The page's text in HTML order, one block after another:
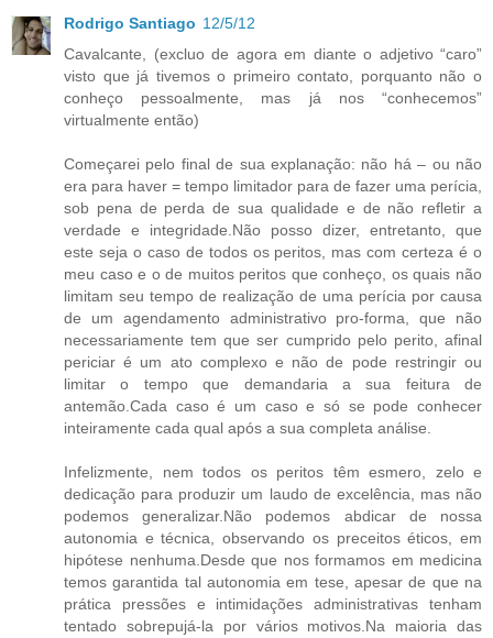
Rodrigo Santiago 12/5/12
Cavalcante, (excluo de agora em diante o adjetivo “caro”
visto que já tivemos o primeiro contato, porquanto não o
conheço pessoalmente, mas já nos “conhecemos”
virtualmente então)
Começarei pelo final de sua explanação: não há – ou não
era para haver = tempo limitador para de fazer uma perícia,
sob pena de perda de sua qualidade e de não refletir a
verdade e integridade.Não posso dizer, entretanto, que
este seja o caso de todos os peritos, mas com certeza é o
meu caso e o de muitos peritos que conheço, os quais não
limitam seu tempo de realização de uma perícia por causa
de um agendamento administrativo pro-forma, que não
necessariamente tem que ser cumprido pelo perito, afinal
periciar é um ato complexo e não de pode restringir ou
limitar o tempo que demandaria a sua feitura de
antemão.Cada caso é um caso e só se pode conhecer
inteiramente cada qual após a sua completa análise.
Infelizmente, nem todos os peritos têm esmero, zelo e
dedicação para produzir um laudo de excelência, mas não
podemos generalizar.Não podemos abdicar de nossa
autonomia e técnica, observando os preceitos éticos, em
hipótese nenhuma.Desde que nos formamos em medicina
temos garantida tal autonomia em tese, apesar de que na
prática pressões e intimidações administrativas tenham
tentado sobrepujá-la por vários motivos.Na maioria das